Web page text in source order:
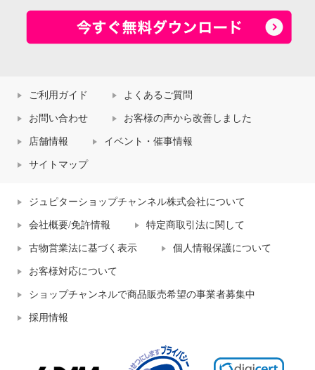
ご利用ガイド よくあるご質問
お問い合わせ お客様の声から改善しました
店舗情報 イベント・催事情報
サイトマップ
ジュピターショップチャンネル株式会社について
会社概要/免許情報 特定商取引法に関して
古物営業法に基づく表示 個人情報保護について
お客様対応について
ショップチャンネルで商品販売希望の事業者募集中
採用情報